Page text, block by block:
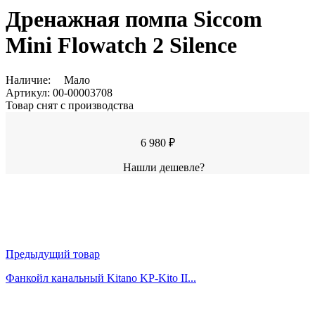
Дренажная помпа Siccom
Mini Flowatch 2 Silence
Наличие:
Мало
Артикул: 00-00003708
Товар снят с производства
6 980 ₽
Нашли дешевле?
Предыдущий товар
Фанкойл канальный Kitano KP-Kito II...